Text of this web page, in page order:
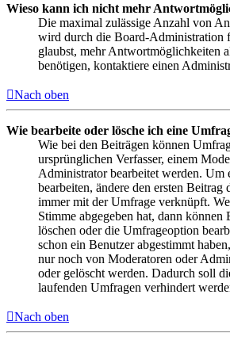
Wieso kann ich nicht mehr
Die maximal zulässige Anzahl von
wird durch die Board-Administration
glaubst, mehr Antwortmöglichkeiten
benötigen, kontaktiere einen
Nach oben
Wie bearbeite oder lösche ich eine
Wie bei den Beiträgen können
ursprünglichen Verfasser, einem
Administrator bearbeitet werden. Um
bearbeiten, ändere den ersten Beitrag
immer mit der Umfrage verknüpft.
Stimme abgegeben hat, dann können
löschen oder die Umfrageoption
schon ein Benutzer abgestimmt
nur noch von Moderatoren oder
oder gelöscht werden. Dadurch soll
laufenden Umfragen verhindert
Nach oben